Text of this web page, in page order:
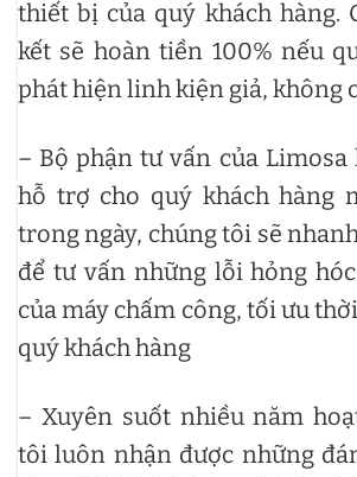
thiết bị của quý khách hàng.
kết sẽ hoàn tiền 100% nếu
phát hiện linh kiện giả, không
– Bộ phận tư vấn của Limosa
hỗ trợ cho quý khách hàng
trong ngày, chúng tôi sẽ
để tư vấn những lỗi hỏng
của máy chấm công, tối ưu
quý khách hàng
– Xuyên suốt nhiều năm
tôi luôn nhận được những